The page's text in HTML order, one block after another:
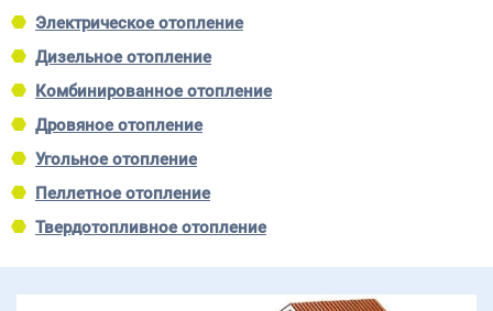
Электрическое отопление
Дизельное отопление
Комбинированное отопление
Дровяное отопление
Угольное отопление
Пеллетное отопление
Твердотопливное отопление